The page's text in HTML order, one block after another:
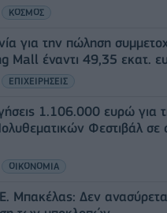
ΚΟΣΜΟΣ
για την πώληση
Mall έναντι 49,35 εκατ.
ΕΠΙΧΕΙΡΗΣΕΙΣ
1.106.000 ευρώ για
Φεστιβάλ σε
ΟΙΚΟΝΟΜΙΑ
Μπακέλας: Δεν